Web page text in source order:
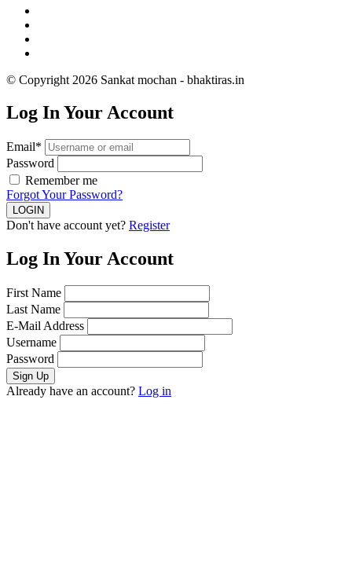
© Copyright 2026 Sankat mochan - bhaktiras.in
Log In Your Account
Email*
Password
Remember me
Forgot Your Password?
Don't have account yet? Register
Log In Your Account
First Name
Last Name
E-Mail Address
Username
Password
Already have an account? Log in